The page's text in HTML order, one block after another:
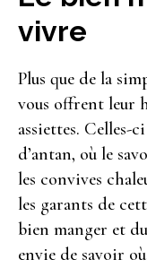
vivre
Plus que de la
vous offrent leur
assiettes. Celles-
d’antan, où le
les convives
les garants de
bien manger et
envie de savoir